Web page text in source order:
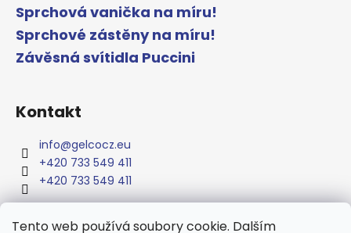
Tento web používá soubory cookie. Dalším
Sprchová vanička na míru!
Sprchové zástěny na míru!
Závěsná svítidla Puccini
Kontakt
info@gelcocz.eu
+420 733 549 411
+420 733 549 411